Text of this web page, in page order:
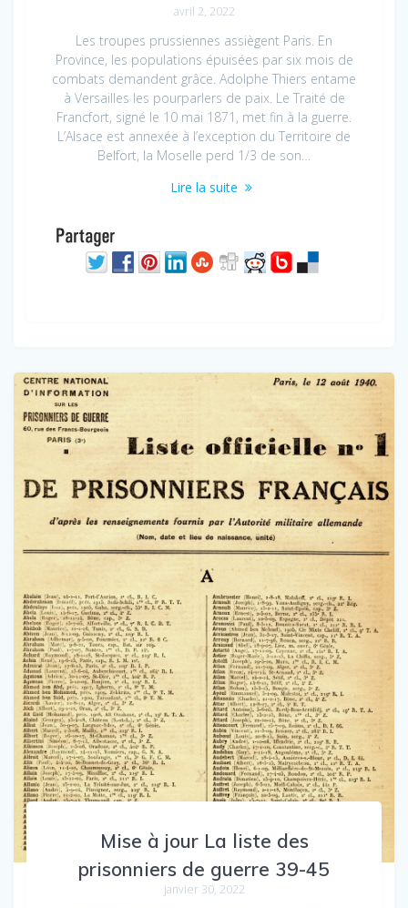
avril 2, 2022
Les troupes prussiennes assiègent Paris. En
Province, les populations épuisées par six mois de
combats demandent grâce. Adolphe Thiers entame
à Versailles les pourparlers de paix. Le Traité de
Francfort, signé le 10 mai 1871, met fin à la guerre.
L’Alsace est annexée à l’exception du Territoire de
Belfort, la Moselle perd 1/3 de son…
Lire la suite
Mise à jour La liste des
prisonniers de guerre 39-45
janvier 30, 2022